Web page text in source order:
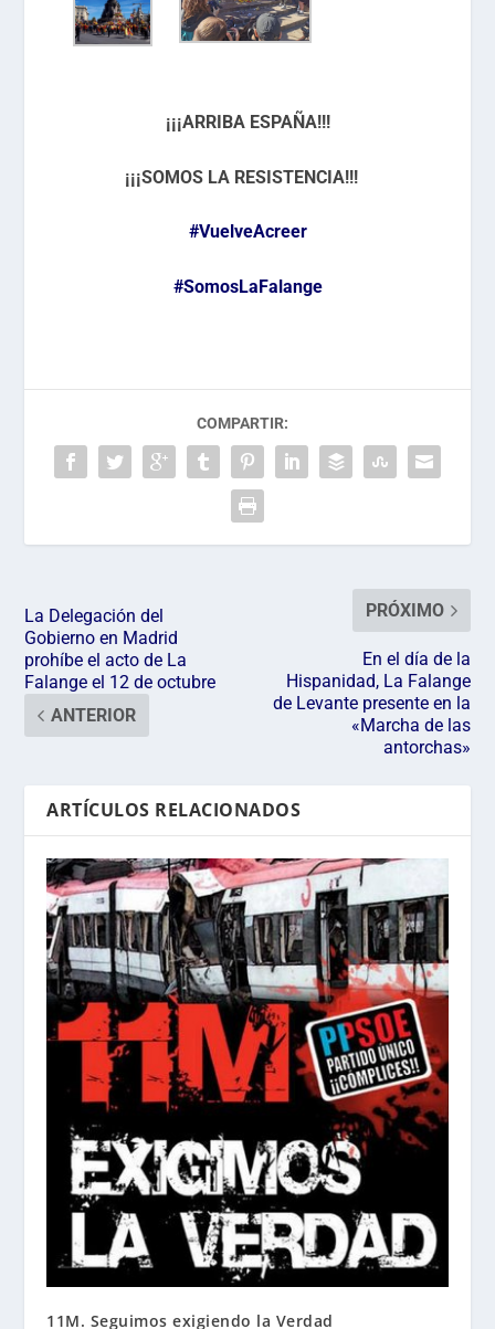
¡¡¡ARRIBA ESPAÑA!!!
¡¡¡SOMOS LA RESISTENCIA!!!
#VuelveAcreer
#SomosLaFalange
COMPARTIR:
La Delegación del
Gobierno en Madrid
prohíbe el acto de La
Falange el 12 de octubre
ANTERIOR
PRÓXIMO
En el día de la
Hispanidad, La Falange
de Levante presente en la
«Marcha de las
antorchas»
ARTÍCULOS RELACIONADOS
11M. Seguimos exigiendo la Verdad